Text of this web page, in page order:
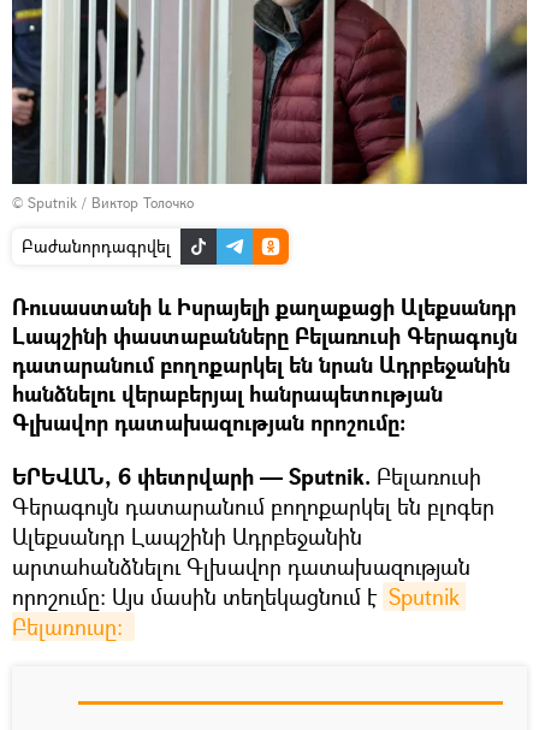
© Sputnik / Виктор Толочко
Բաժանորդագրվել
Ռուսաստանի և Իսրայելի քաղաքացի Ալեքսանդր
Լապշինի փաստաբանները Բելառուսի Գերագույն
դատարանում բողոքարկել են նրան Ադրբեջանին
հանձնելու վերաբերյալ հանրապետության
Գլխավոր դատախազության որոշումը:
ԵՐԵՎԱՆ, 6 փետրվարի — Sputnik. Բելառուսի
Գերագույն դատարանում բողոքարկել են բլոգեր
Ալեքսանդր Լապշինի Ադրբեջանին
արտահանձնելու Գլխավոր դատախազության
որոշումը։ Այս մասին տեղեկացնում է Sputnik
Բելառուսը։